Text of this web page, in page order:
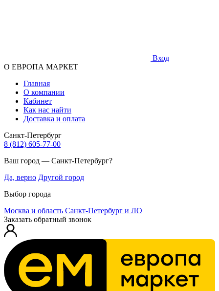
Вход
О ЕВРОПА МАРКЕТ
Главная
О компании
Кабинет
Как нас найти
Доставка и оплата
Санкт-Петербург
8 (812) 605-77-00
Ваш город — Санкт-Петербург?
Да, верно Другой город
Выбор города
Москва и область Санкт-Петербург и ЛО
Заказать обратный звонок